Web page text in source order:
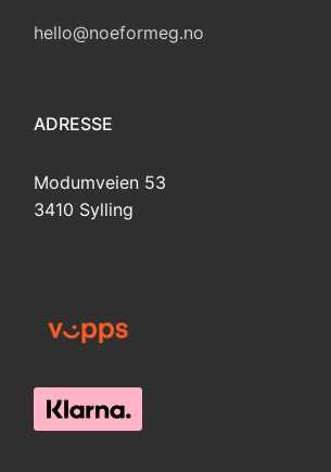
hello@noeformeg.no
ADRESSE
Modumveien 53
3410 Sylling